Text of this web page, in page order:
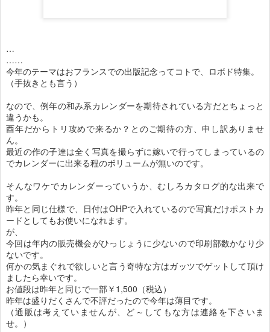
…
……
今年のテーマはおフランスでの出版記念ってコトで、ロボド特集。
（手抜きとも言う）
なので、例年の和み系カレンダーを期待されている方だとちょっと
違うかも。
酉年だからトリ攻めで来るか？とのご期待の方、申し訳ありませ
ん。
最近の作の子達は全く写真を撮らずに嫁いで行ってしまっているの
でカレンダーに出来る程のボリュームが無いのです。
そんなワケでカレンダーっていうか、むしろカタログ的な出来で
す。
昨年と同じ仕様で、日付はOHPで入れているので写真だけポストカ
ードとしてもお使いになれます。
が、
今回は年内の販売機会がひっじょうに少ないので印刷部数かなり少
ないです。
何かの気まぐれで欲しいと言う奇特な方はガッツでゲットして頂け
ましたら幸いです。
お値段は昨年と同じで一部￥1,500（税込）
昨年は盛りだくさんで不評だったので今年は薄目です。
（通販は考えていませんが、ど～してもな方は連絡を下さいま
せ。）